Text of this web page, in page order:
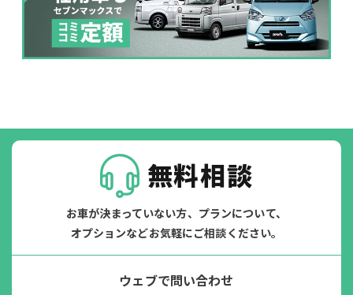
いたずら
無料相談
お車が決まっていない方、プランについて、
オプションなどお気軽にご相談ください。
ウェブで問い合わせ